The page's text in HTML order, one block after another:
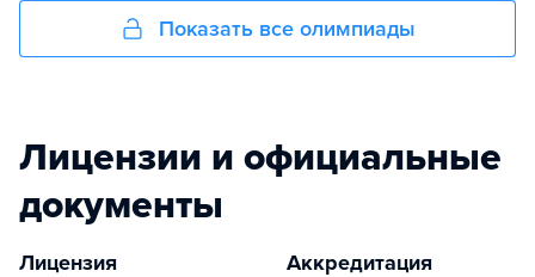
Показать все олимпиады
Лицензии и официальные
документы
Лицензия Аккредитация